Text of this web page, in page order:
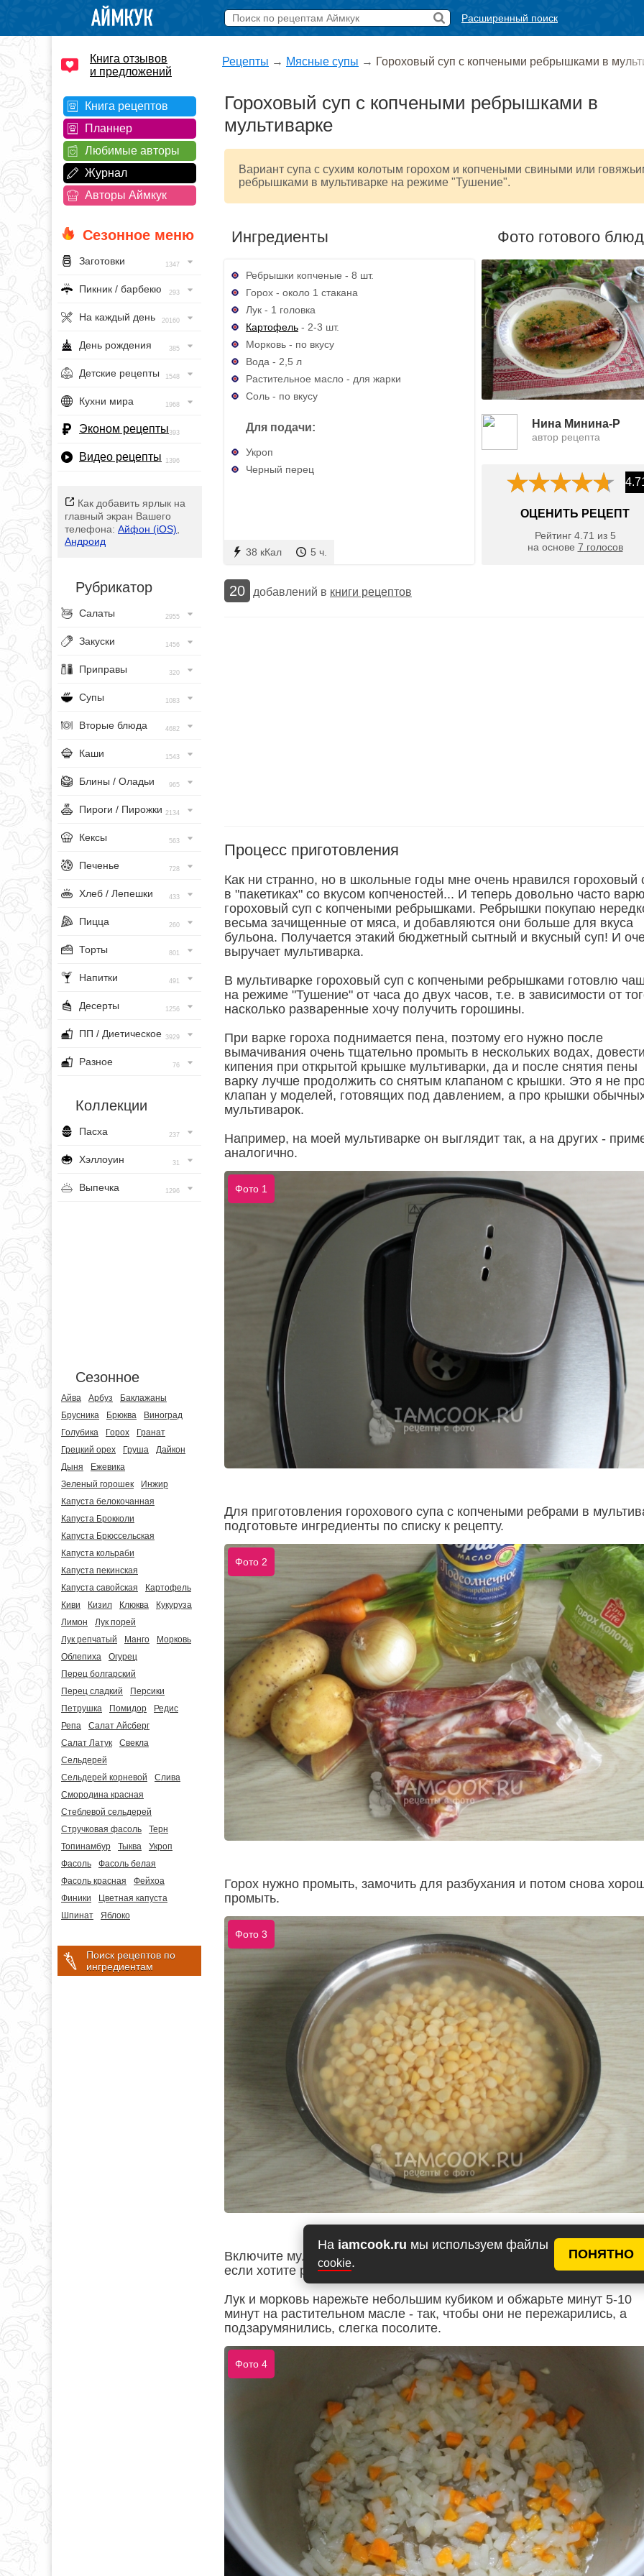
На iamcook.ru мы используем файлы
cookie.
ПОНЯТНО
Расширенный поиск
Книга отзывов
и предложений
Книга рецептов
Планнер
Любимые авторы
Журнал
Авторы Аймкук
Сезонное меню
Заготовки 1347
Пикник / барбекю 293
На каждый день 20160
День рождения 385
Детские рецепты 1548
Кухни мира 1968
Эконом рецепты393
Видео рецепты 1396
Как добавить ярлык на
главный экран Вашего
телефона: Айфон (iOS)
Андроид
Рубрикатор
Салаты 2955
Закуски 1456
Приправы 320
Супы 1083
Вторые блюда 4682
Каши 1543
Блины / Оладьи 965
Пироги / Пирожки 2134
Кексы 563
Печенье 728
Хлеб / Лепешки 433
Пицца 260
Торты 801
Напитки 491
Десерты 1256
ПП / Диетическое 3929
Разное 76
Коллекции
Пасха 237
Хэллоуин 31
Выпечка 1296
Сезонное
Айва Арбуз
Баклажаны
Брусника
Брюква
Виноград
Голубика
Горох
Гранат
Грецкий орех
Груша
Дайкон
Дыня
Ежевика
Зеленый горошек
Инжир
Капуста белокочанная
Капуста Брокколи
Капуста Брюссельская
Капуста кольраби
Капуста пекинская
Капуста савойская
Картофель
Киви
Кизил Клюква
Кукуруза
Лимон
Лук порей
Лук репчатый
Манго
Морковь
Облепиха
Огурец
Перец болгарский
Перец сладкий
Персики
Петрушка
Помидор
Редис
Репа
Салат Айсберг
Салат Латук
Свекла
Сельдерей
Сельдерей корневой
Слива
Смородина красная
Стеблевой сельдерей
Стручковая фасоль
Терн
Топинамбур
Тыква
Укроп
Фасоль
Фасоль белая
Фасоль красная
Фейхоа
Финики
Цветная капуста
Шпинат
Яблоко
Поиск рецептов по
ингредиентам
Рецепты → Мясные супы → Гороховый суп с копчеными ребрышками в
Гороховый суп с копчеными ребрышками в
мультиварке
Вариант супа с сухим колотым горохом и копчеными свиными или
ребрышками в мультиварке на режиме "Тушение".
Ингредиенты
Ребрышки копченые - 8 шт.
Горох - около 1 стакана
Лук - 1 головка
Картофель - 2-3 шт.
Морковь - по вкусу
Вода - 2,5 л
Растительное масло - для жарки
Соль - по вкусу
Для подачи:
Укроп
Черный перец
38 кКал 5 ч.
Фото готового
Нина Минина-Р
автор рецепта
ОЦЕНИТЬ РЕЦЕПТ
Рейтинг 4.71 из 5
на основе 7 голосов
20 добавлений в книги рецептов
Процесс приготовления
Как ни странно, но в школьные годы мне очень нравился гороховый
в "пакетиках" со вкусом копченостей... И теперь довольно часто
гороховый суп с копчеными ребрышками. Ребрышки покупаю
весьма зачищенные от мяса, и добавляются они больше для вкуса
бульона. Получается этакий бюджетный сытный и вкусный суп! И
выручает мультиварка.
В мультиварке гороховый суп с копчеными ребрышками готовлю
на режиме "Тушение" от часа до двух часов, т.е. в зависимости от
насколько разваренные хочу получить горошины.
При варке гороха поднимается пена, поэтому его нужно после
вымачивания очень тщательно промыть в нескольких водах,
кипения при открытой крышке мультиварки, да и после снятия пены
варку лучше продолжить со снятым клапаном с крышки. Это я не
клапан у моделей, готовящих под давлением, а про крышки
мультиварок.
Например, на моей мультиварке он выглядит так, а на других -
аналогично.
Фото 1
Для приготовления горохового супа с копчеными ребрами в
подготовьте ингредиенты по списку к рецепту.
Фото 2
Горох нужно промыть, замочить для разбухания и потом снова
промыть.
Фото 3
Включите мультиварку, установите режим "Тушение" 1 час (или
если хотите разварить горох сильнее).
Лук и морковь нарежьте небольшим кубиком и обжарьте минут 5-10
минут на растительном масле - так, чтобы они не пережарились, а
подзарумянились, слегка посолите.
Фото 4